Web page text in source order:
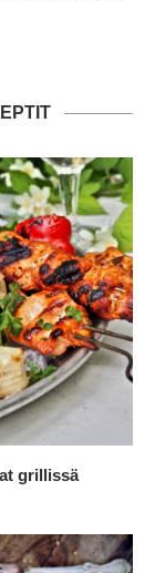
grillissä